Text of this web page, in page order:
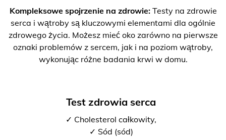
Kompleksowe spojrzenie na zdrowie:Testy na zdrowie
serca i wątroby są kluczowymi elementami dla ogólnie
zdrowego życia. Możesz mieć oko zarówno na pierwsze
oznaki problemów z sercem, jak i na poziom wątroby,
wykonując różne badania krwi w domu.
Test zdrowia serca
✓ Cholesterol całkowity,
✓ Sód (sód)